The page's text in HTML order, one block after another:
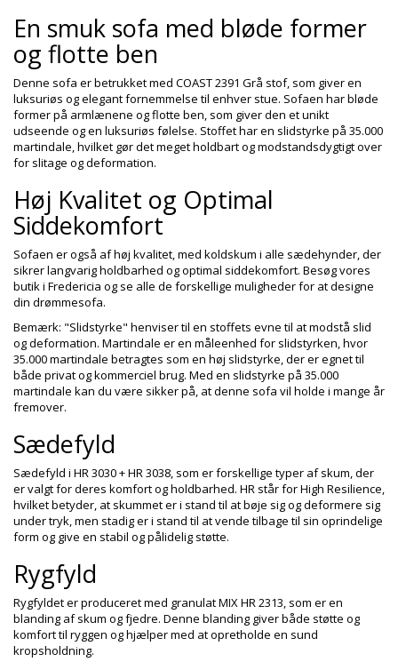
En smuk sofa med bløde former
og flotte ben
Denne sofa er betrukket med COAST 2391 Grå stof, som giver en
luksuriøs og elegant fornemmelse til enhver stue. Sofaen har bløde
former på armlænene og flotte ben, som giver den et unikt
udseende og en luksuriøs følelse. Stoffet har en slidstyrke på 35.000
martindale, hvilket gør det meget holdbart og modstandsdygtigt over
for slitage og deformation.
Høj Kvalitet og Optimal
Siddekomfort
Sofaen er også af høj kvalitet, med koldskum i alle sædehynder, der
sikrer langvarig holdbarhed og optimal siddekomfort. Besøg vores
butik i Fredericia og se alle de forskellige muligheder for at designe
din drømmesofa.
Bemærk: "Slidstyrke" henviser til en stoffets evne til at modstå slid
og deformation. Martindale er en måleenhed for slidstyrken, hvor
35.000 martindale betragtes som en høj slidstyrke, der er egnet til
både privat og kommerciel brug. Med en slidstyrke på 35.000
martindale kan du være sikker på, at denne sofa vil holde i mange år
fremover.
Sædefyld
Sædefyld i HR 3030 + HR 3038, som er forskellige typer af skum, der
er valgt for deres komfort og holdbarhed. HR står for High Resilience,
hvilket betyder, at skummet er i stand til at bøje sig og deformere sig
under tryk, men stadig er i stand til at vende tilbage til sin oprindelige
form og give en stabil og pålidelig støtte.
Rygfyld
Rygfyldet er produceret med granulat MIX HR 2313, som er en
blanding af skum og fjedre. Denne blanding giver både støtte og
komfort til ryggen og hjælper med at opretholde en sund
kropsholdning.